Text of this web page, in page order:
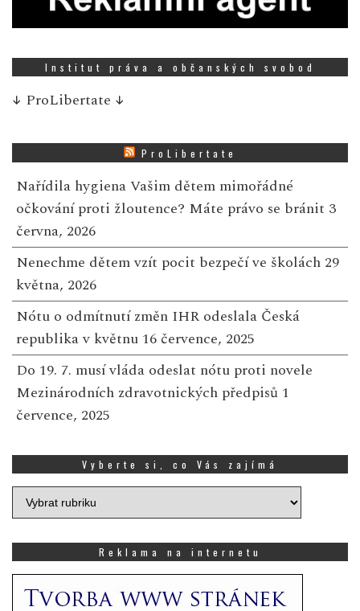
Institut práva a občanských svobod
↓ ProLibertate ↓
ProLibertate
Nařídila hygiena Vašim dětem mimořádné
očkování proti žloutence? Máte právo se bránit 3
června, 2026
Nenechme dětem vzít pocit bezpečí ve školách 29
května, 2026
Nótu o odmítnutí změn IHR odeslala Česká
republika v květnu 16 července, 2025
Do 19. 7. musí vláda odeslat nótu proti novele
Mezinárodních zdravotnických předpisů 1
července, 2025
Vyberte si, co Vás zajímá
Vyberte
si,
zajímá
Reklama na internetu